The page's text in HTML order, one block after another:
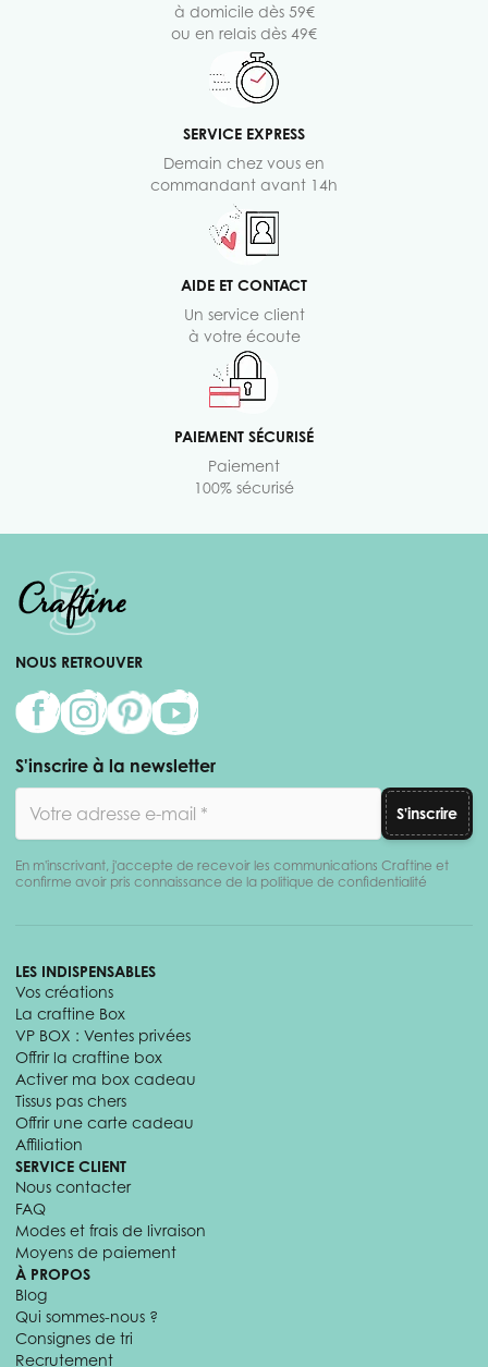
à domicile dès 59€
ou en relais dès 49€
SERVICE EXPRESS
Demain chez vous en
commandant avant 14h
AIDE ET CONTACT
Un service client
à votre écoute
PAIEMENT SÉCURISÉ
Paiement
100% sécurisé
NOUS RETROUVER
S'inscrire à la newsletter
S'inscrire
En m'inscrivant, j'accepte de recevoir les communications Craftine et
confirme avoir pris connaissance de la politique de confidentialité
LES INDISPENSABLES
Vos créations
La craftine Box
VP BOX : Ventes privées
Offrir la craftine box
Activer ma box cadeau
Tissus pas chers
Offrir une carte cadeau
Affiliation
SERVICE CLIENT
Nous contacter
FAQ
Modes et frais de livraison
Moyens de paiement
À PROPOS
Blog
Qui sommes-nous ?
Consignes de tri
Recrutement